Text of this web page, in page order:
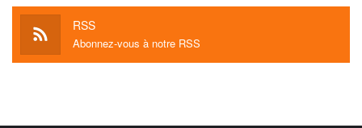
RSS
Abonnez-vous à notre RSS